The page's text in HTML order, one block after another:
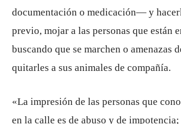
documentación o medicación— y
previo, mojar a las personas que están
buscando que se marchen o amenazas
quitarles a sus animales de compañía.
«La impresión de las personas que
en la calle es de abuso y de impotencia;